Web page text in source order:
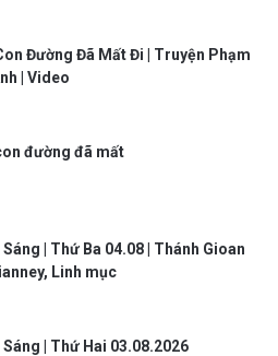
Đường Đã Mất Đi | Truyện Phạm
| Video
đường đã mất
Sáng | Thứ Ba 04.08 | Thánh Gioan
Linh mục
Sáng | Thứ Hai 03.08.2026